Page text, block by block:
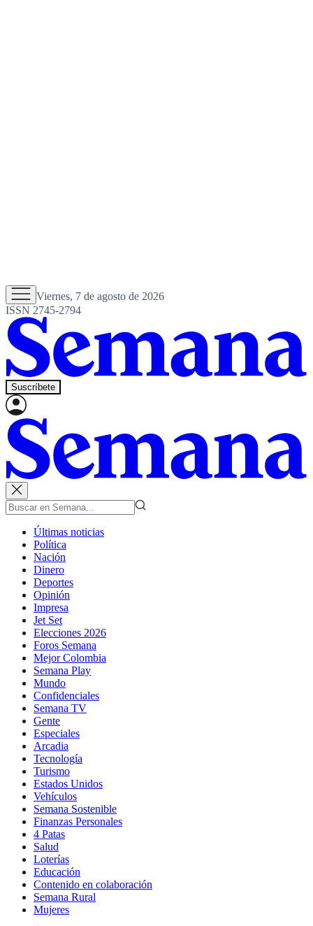
Viernes, 7 de agosto de 2026
ISSN 2745-2794
Suscríbete
Últimas noticias
Política
Nación
Dinero
Deportes
Opinión
Impresa
Jet Set
Elecciones 2026
Foros Semana
Mejor Colombia
Semana Play
Mundo
Confidenciales
Semana TV
Gente
Especiales
Arcadia
Tecnología
Turismo
Estados Unidos
Vehículos
Semana Sostenible
Finanzas Personales
4 Patas
Salud
Loterías
Educación
Contenido en colaboración
Semana Rural
Mujeres